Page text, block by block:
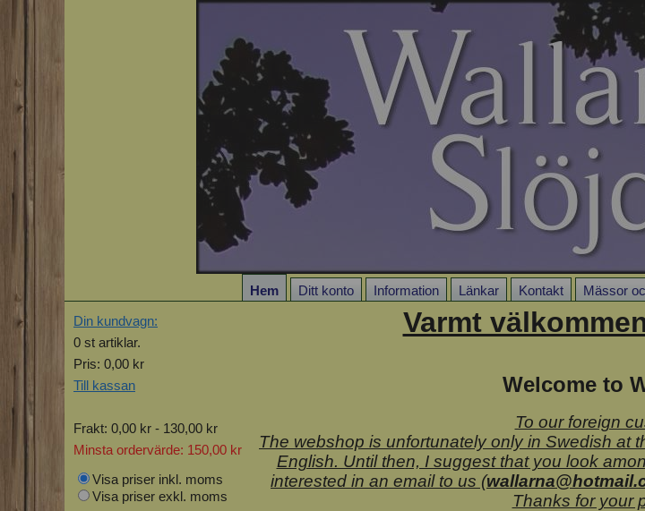
Hem Ditt konto Information Länkar Kontakt Mässor
Din kundvagn:
0 st artiklar.
Pris: 0,00 kr
Till kassan
Frakt: 0,00 kr - 130,00 kr
Minsta ordervärde: 150,00 kr
Visa priser inkl. moms
Visa priser exkl. moms
Varmt
Welcome to
To our foreign
The webshop is unfortunately only in Swedish at
English. Until then, I suggest that you look
interested in an email to us (
Thanks for your